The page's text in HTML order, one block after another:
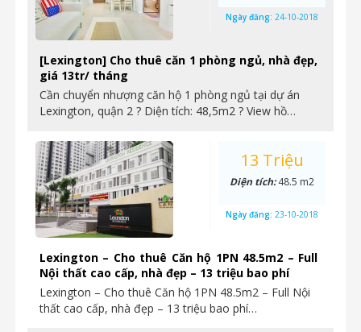
[Lexington] Cho thuê căn 1 phòng ngủ, nhà đẹp,
giá 13tr/ tháng
Cần chuyển nhượng căn hộ 1 phòng ngủ tại dự án
Lexington, quận 2 ? Diện tích: 48,5m2 ? View hồ…
Ngày đăng: 24-10-2018
Lexington – Cho thuê Căn hộ 1PN 48.5m2 – Full
Nội thất cao cấp, nhà đẹp – 13 triệu bao phí
Lexington – Cho thuê Căn hộ 1PN 48.5m2 – Full Nội
thất cao cấp, nhà đẹp – 13 triệu bao phí…
13 Triệu
Diện tích:48.5 m2
Ngày đăng: 23-10-2018